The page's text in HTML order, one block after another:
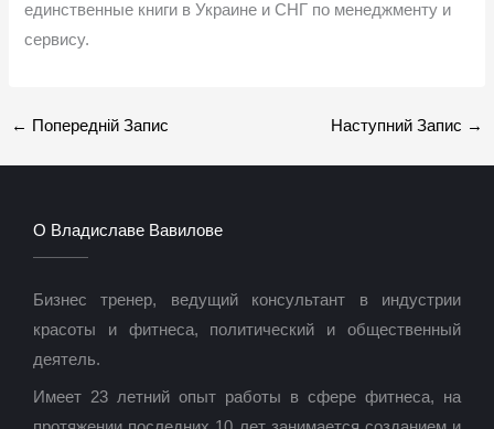
единственные книги в Украине и СНГ по менеджменту и
сервису.
← Попередній Запис Наступний Запис →
О Владиславе Вавилове
Бизнес тренер, ведущий консультант в индустрии
красоты и фитнеса, политический и общественный
деятель.
Имеет 23 летний опыт работы в сфере фитнеса, на